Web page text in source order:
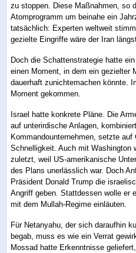
zu stoppen. Diese Maßnahmen, so
Atomprogramm um beinahe ein
tatsächlich: Experten weltweit
gezielte Eingriffe wäre der Iran
Doch die Schattenstrategie hatte
einen Moment, in dem ein gezielter
dauerhaft zunichtemachen könnte.
Moment gekommen.
Israel hatte konkrete Pläne. Die
auf unterirdische Anlagen,
Kommandounternehmen, setzte auf
Schnelligkeit. Auch mit Washington
zuletzt, weil US-amerikanische
des Plans unerlässlich war. Doch
Präsident Donald Trump die
Angriff geben. Stattdessen wolle er
mit dem Mullah-Regime einläuten.
Für Netanyahu, der sich daraufhin
begab, muss es wie ein Verrat
Mossad hatte Erkenntnisse